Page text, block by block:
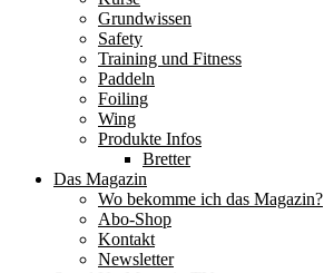
Grundwissen
Safety
Training und Fitness
Paddeln
Foiling
Wing
Produkte Infos
Bretter
Das Magazin
Wo bekomme ich das Magazin?
Abo-Shop
Kontakt
Newsletter